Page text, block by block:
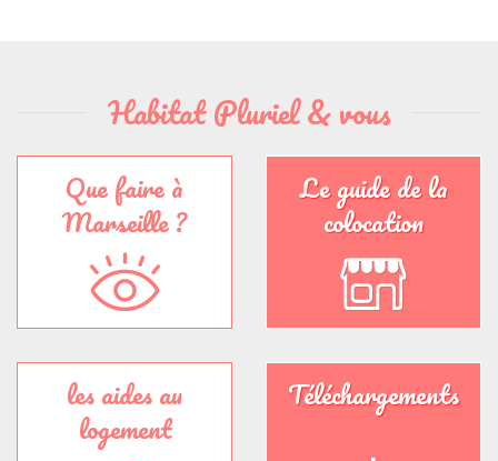
Habitat Pluriel & vous
Que faire à
Marseille ?
Le guide de la
colocation
les aides au
logement
Téléchargements